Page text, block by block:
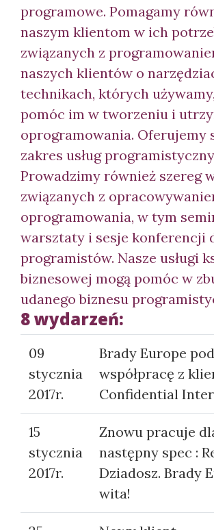
programowe. Pomagamy
naszym klientom w ich
związanych z
naszych klientów o
technikach, których
pomóc im w tworzeniu i
oprogramowania. Oferujemy
zakres usług
Prowadzimy również szereg
związanych z
oprogramowania, w tym
warsztaty i sesje konferencji
programistów. Nasze usługi
biznesowej mogą pomóc w
udanego biznesu
8 wydarzeń:
09
stycznia
2017r.
Brady Europe
współpracę z
Confidential
15
stycznia
2017r.
Znowu pracuje
następny spec :
Dziadosz. Brady
wita!